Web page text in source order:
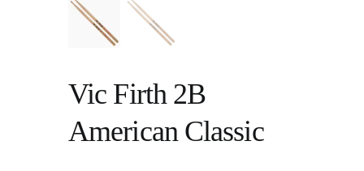
Vic Firth 2B
American Classic